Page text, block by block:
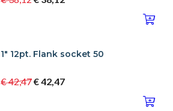
1" 12pt. Flank socket 50
€ 42,47€ 42,47